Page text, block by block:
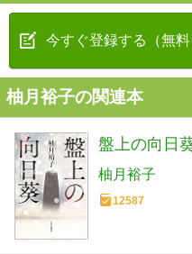
今すぐ登録する（無料
柚月裕子の関連本
盤上の向日
柚月裕子
12587